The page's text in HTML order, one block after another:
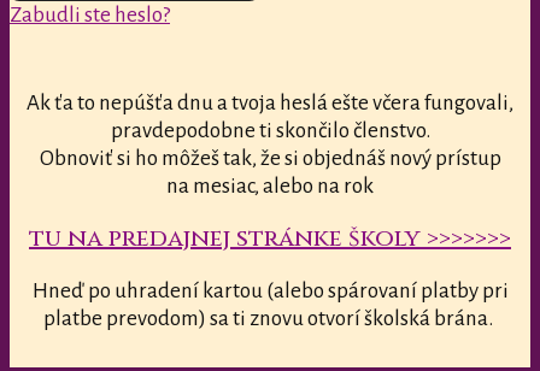
Zabudli ste heslo?
Ak ťa to nepúšťa dnu a tvoja heslá ešte včera fungovali,
pravdepodobne ti skončilo členstvo.
Obnoviť si ho môžeš tak, že si objednáš nový prístup
na mesiac, alebo na rok
tu na predajnej stránke školy >>>>>>>
Hneď po uhradení kartou (alebo spárovaní platby pri
platbe prevodom) sa ti znovu otvorí školská brána.